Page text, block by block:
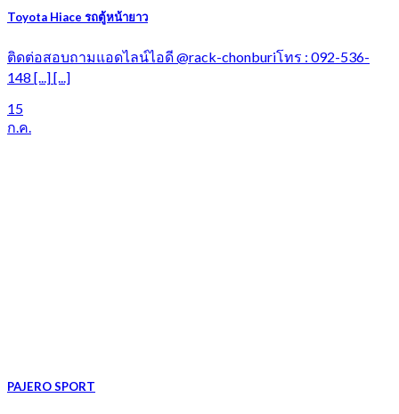
Toyota Hiace รถตู้หน้ายาว
ติดต่อสอบถามแอดไลน์ไอดี @rack-chonburiโทร : 092-536-
148 [...] [...]
15
ก.ค.
PAJERO SPORT